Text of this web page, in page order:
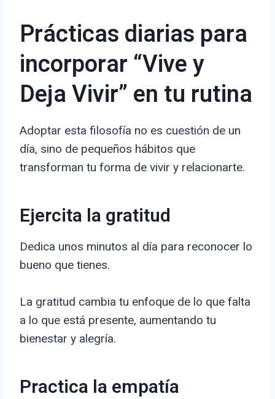
Prácticas diarias para
incorporar “Vive y
Deja Vivir” en tu rutina
Adoptar esta filosofía no es cuestión de un
día, sino de pequeños hábitos que
transforman tu forma de vivir y relacionarte.
Ejercita la gratitud
Dedica unos minutos al día para reconocer lo
bueno que tienes.
La gratitud cambia tu enfoque de lo que falta
a lo que está presente, aumentando tu
bienestar y alegría.
Practica la empatía